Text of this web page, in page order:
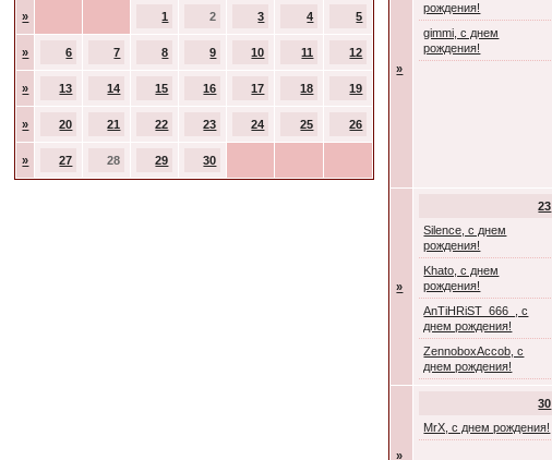
» 1 2 3 4 5
» 6 7 8 9 10 11 12
» 13 14 15 16 17 18 19
» 20 21 22 23 24 25 26
» 27 28 29 30
»
рождения!
gimmi, с днем
рождения!
»
23
Silence, с днем
рождения!
Khato, с днем
рождения!
AnTiHRiST_666_, с
днем рождения!
ZennoboxAccob, с
днем рождения!
»
30
MrX, с днем рождения!